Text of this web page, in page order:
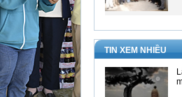
TIN XEM NHIỀU